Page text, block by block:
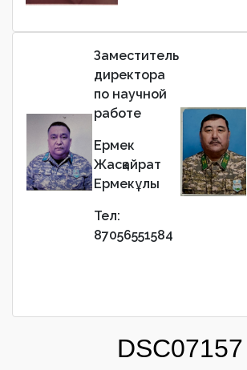
Заместитель
директора
по научной
работе
Ермек
Жасқайрат
Ермекұлы
Тел:
87056551584
DSC07157